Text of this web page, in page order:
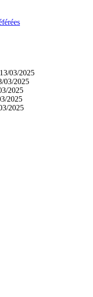
13/03/2025
03/2025
2025
2025
2025